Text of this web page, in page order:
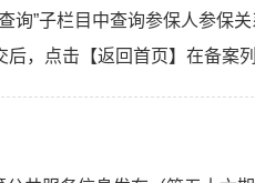
询”子栏目中查询参保人参保
，点击【返回首页】在备案